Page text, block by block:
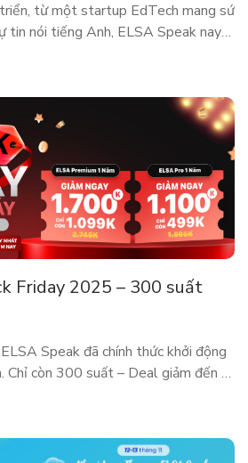
từ một startup EdTech mang sứ
tin nói tiếng Anh, ELSA Speak nay
phát âm và giao tiếp ứng dụng
dùng tại nhiều quốc gia tin tưởng
[…]
Friday 2025 – 300 suất
Speak đã chính thức khởi động
Chỉ còn 300 suất – Deal giảm đến 5
là dịp đặc biệt trong năm để sở
và ELSA Pro với giá ưu đãi hiếm